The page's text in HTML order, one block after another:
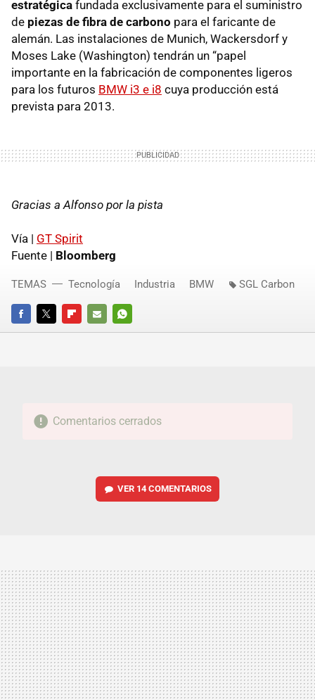
estratégica fundada exclusivamente para el suministro
de piezas de fibra de carbono para el faricante de
alemán. Las instalaciones de Munich, Wackersdorf y
Moses Lake (Washington) tendrán un “papel
importante en la fabricación de componentes ligeros
para los futuros BMW i3 e i8 cuya producción está
prevista para 2013.
Gracias a Alfonso por la pista
Vía | GT Spirit
Fuente | Bloomberg
FACEBOOKTWITTERFLIPBOARD
E-
WHATSAPP
TEMAS Tecnología Industria BMW SGL Carbon
Comentarios cerrados
VER 14 COMENTARIOS